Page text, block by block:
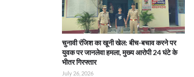
चुनावी रंजिश का खूनी खेल: बीच-बचाव करने पर
युवक पर जानलेवा हमला, मुख्य आरोपी 24 घंटे के
भीतर गिरफ्तार
July 26, 2026